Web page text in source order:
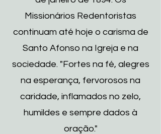
Missionários Redentoristas
continuam até hoje o carisma de
Santo Afonso na Igreja e na
sociedade. "Fortes na fé, alegres
na esperança, fervorosos na
caridade, inflamados no zelo,
humildes e sempre dados à
oração."